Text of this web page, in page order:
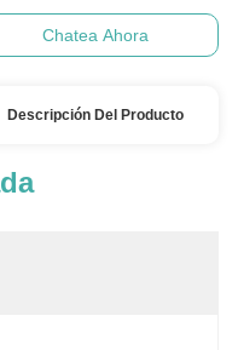
Chatea Ahora
Descripción Del Producto